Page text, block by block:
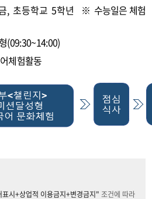
,초등학교5학년
※ 수능일은 체험
(09:30~14:00)
체험활동
표시+상업적 이용금지+변경금지" 조건에 따라